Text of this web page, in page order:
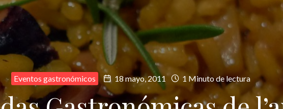
Eventos gastronómicos 18 mayo, 2011 1 Minuto de lectura